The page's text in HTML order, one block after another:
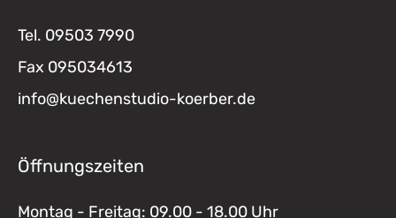
Tel. 09503 7990
Fax 095034613
info@kuechenstudio-koerber.de
Öffnungszeiten
Montag - Freitag: 09.00 - 18.00 Uhr